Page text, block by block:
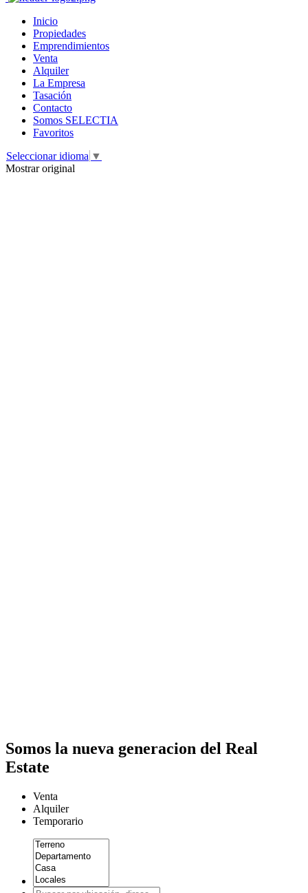
Inicio
Propiedades
Emprendimientos
Venta
Alquiler
La Empresa
Tasación
Contacto
Somos SELECTIA
Favoritos
Seleccionar idioma ▼
Mostrar original
Somos la nueva generacion del Real
Estate
Venta
Alquiler
Temporario